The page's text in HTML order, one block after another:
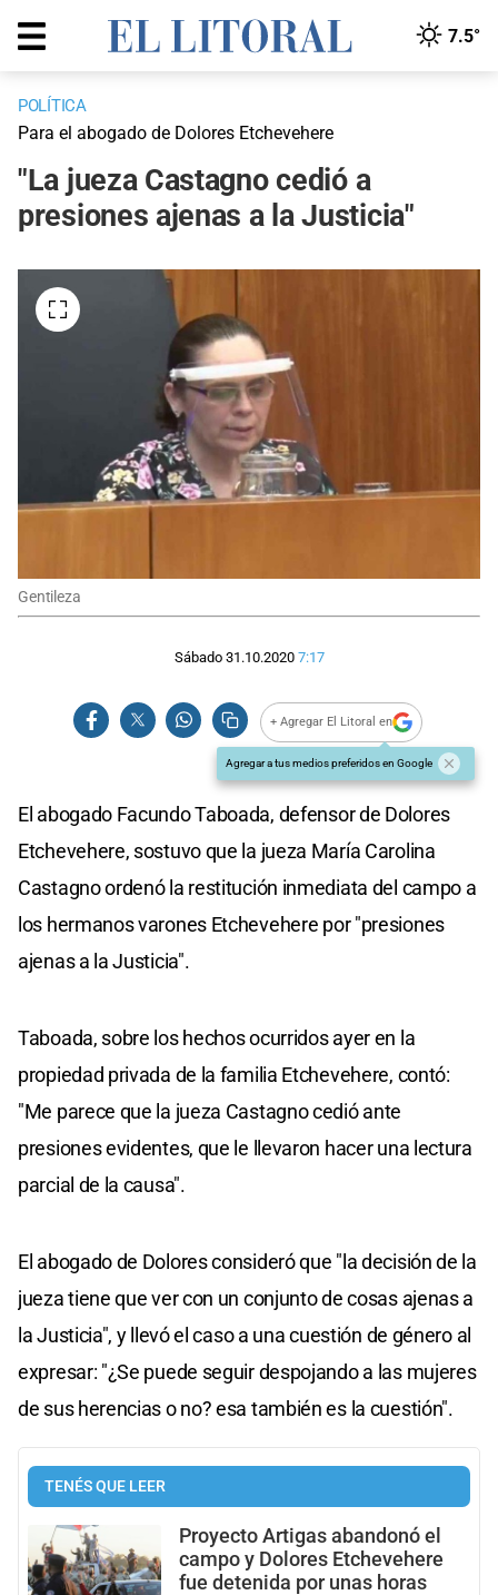
7.5°
POLÍTICA
Para el abogado de Dolores Etchevehere
"La jueza Castagno cedió a
presiones ajenas a la Justicia"
Gentileza
Sábado 31.10.2020 7:17
+ Agregar El Litoral en
Agregar a tus medios preferidos en Google
El abogado Facundo Taboada, defensor de Dolores
Etchevehere, sostuvo que la jueza María Carolina
Castagno ordenó la restitución inmediata del campo a
los hermanos varones Etchevehere por "presiones
ajenas a la Justicia".
Taboada, sobre los hechos ocurridos ayer en la
propiedad privada de la familia Etchevehere, contó:
"Me parece que la jueza Castagno cedió ante
presiones evidentes, que le llevaron hacer una lectura
parcial de la causa".
El abogado de Dolores consideró que "la decisión de la
jueza tiene que ver con un conjunto de cosas ajenas a
la Justicia", y llevó el caso a una cuestión de género al
expresar: "¿Se puede seguir despojando a las mujeres
de sus herencias o no? esa también es la cuestión".
TENÉS QUE LEER
Proyecto Artigas abandonó el
campo y Dolores Etchevehere
fue detenida por unas horas